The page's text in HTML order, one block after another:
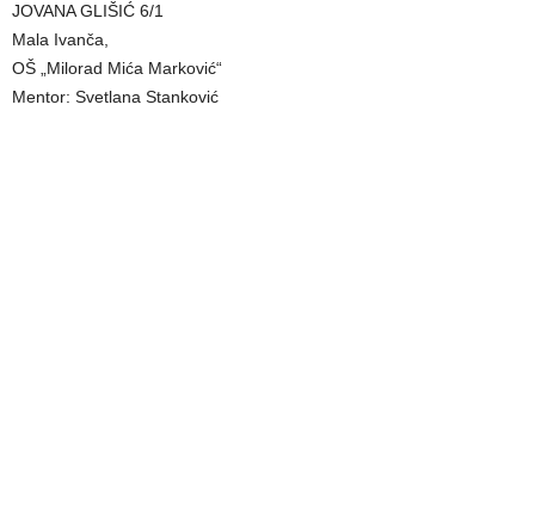
JOVANA GLIŠIĆ 6/1
Mala Ivanča,
OŠ „Milorad Mića Marković“
Mentor: Svetlana Stanković